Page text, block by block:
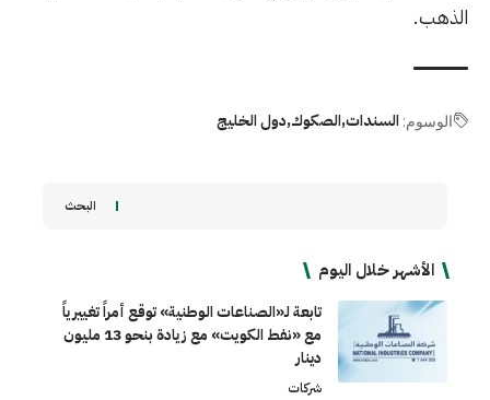
الذهب.
الوسوم: السنداتالصكوك دول الخليج
البحث
الأشهر خلال اليوم
تابعة لـ«الصناعات الوطنية» توقع أمراً تغييرياً
مع «نفط الكويت» مع زيادة بنحو 13 مليون
دينار
شركات